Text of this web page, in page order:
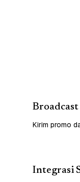
Kirim promo
Integrasi